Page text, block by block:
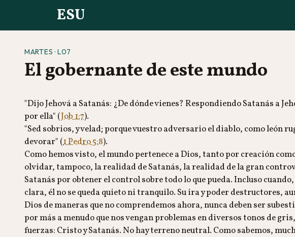
ESU
MARTES · L07
El gobernante de este mundo
"Dijo Jehová a Satanás: ¿De dónde vienes? Respondiendo Satanás a
por ella" (Job 1:7).
"Sed sobrios, y velad; porque vuestro adversario el diablo, como león
devorar" (1 Pedro 5:8).
Como hemos visto, el mundo pertenece a Dios, tanto por creación
olvidar, tampoco, la realidad de Satanás, la realidad de la gran
Satanás por obtener el control sobre todo lo que pueda. Incluso
clara, él no se queda quieto ni tranquilo. Su ira y poder destructores,
Dios de maneras que no comprendemos ahora, nunca deben ser
por más a menudo que nos vengan problemas en diversos tonos de
fuerzas: Cristo y Satanás. No hay terreno neutral. Como sabemos,